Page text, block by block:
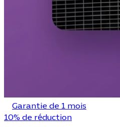
Garantie de 1 mois
10% de réduction